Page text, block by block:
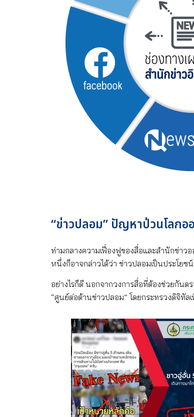
“ข่าวปลอม” ปัญหาป่วนโลก
ท่ามกลางความเฟื่องฟูของสื่อและสำนักข่า
หนึ่งก็อาจกล่าวได้ว่า ข่าวปลอมเป็นประโย
อย่างไรก็ดี นอกจากวงการสื่อที่ต้องช่วยกัน
“ศูนย์ต่อต้านข่าวปลอม” โดยกระทรวงดิจิทัล